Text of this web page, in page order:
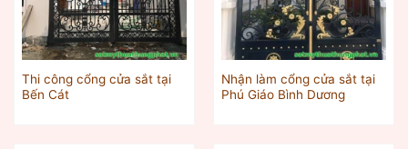
Thi công cổng cửa sắt tại
Bến Cát
Nhận làm cổng cửa sắt tại
Phú Giáo Bình Dương